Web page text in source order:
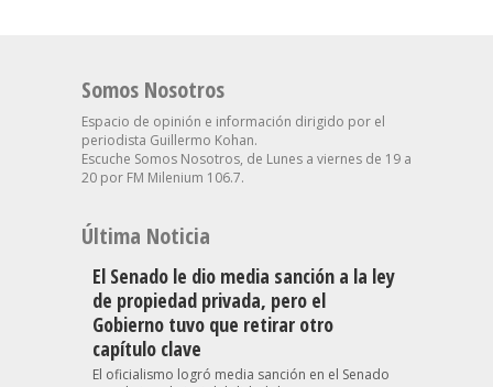
Somos Nosotros
Espacio de opinión e información dirigido por el
periodista Guillermo Kohan.
Escuche Somos Nosotros, de Lunes a viernes de 19 a
20 por FM Milenium 106.7.
Última Noticia
El Senado le dio media sanción a la ley
de propiedad privada, pero el
Gobierno tuvo que retirar otro
capítulo clave
El oficialismo logró media sanción en el Senado